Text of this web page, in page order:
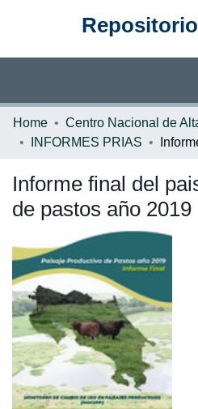
Communities & Collections
Statistics
Home
INFORMES PRIAS
Informe final del
de pastos año 2019